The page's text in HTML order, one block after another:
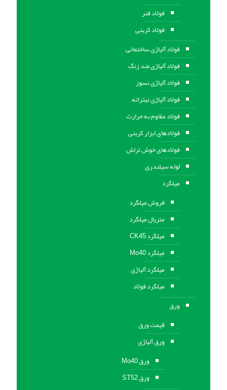
فولاد فنر
فولاد کربنی
فولاد آلیاژی ساختمانی
فولاد آلیاژی ضد زنگ
فولاد آلیاژی نسوز
فولاد آلیاژی نیتراته
فولاد مقاوم به حرارت
فولادهای ابزار کربنی
فولادهای خوش تراش
لوله سیلندری
میلگرد
فروش میلگرد
متریال میلگرد
میلگرد CK45
میلگرد Mo40
میلگرد آلیاژی
میلگرد فولاد
ورق
قیمت ورق
ورق آلیاژی
ورق Mo40
ورق ST52